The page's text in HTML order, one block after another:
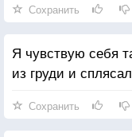
Сохранить
Я чувствую себя
из груди и
Сохранить